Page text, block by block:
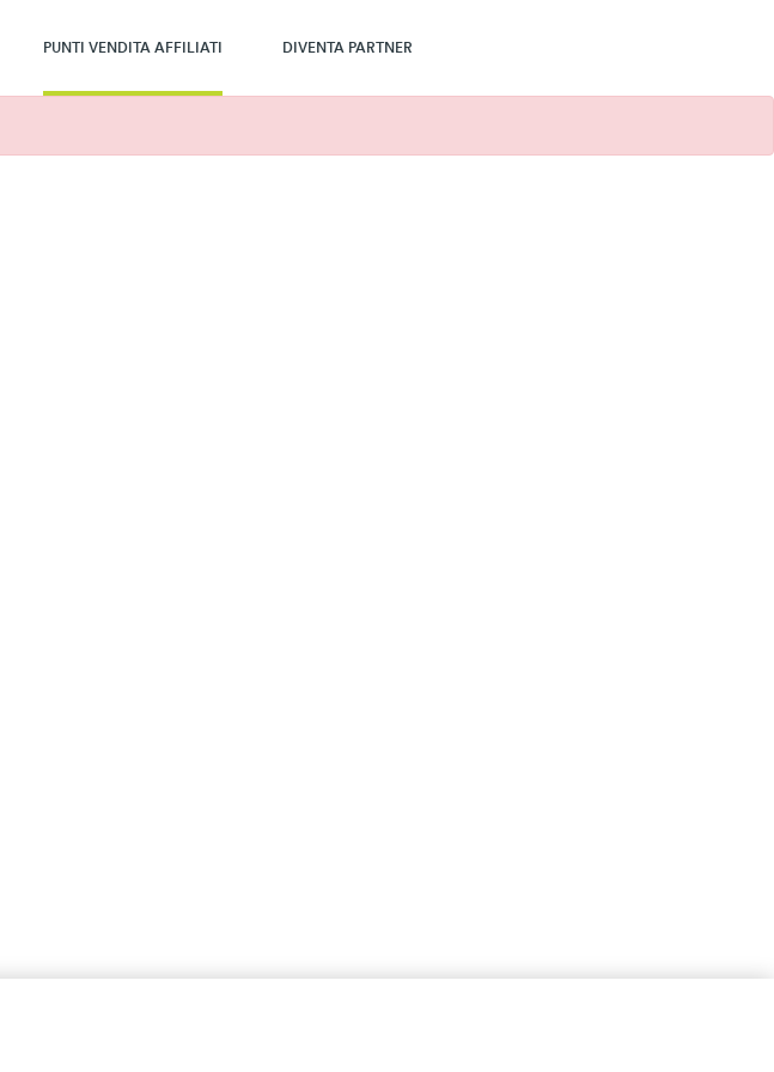
PUNTI VENDITA AFFILIATI DIVENTA PARTNER